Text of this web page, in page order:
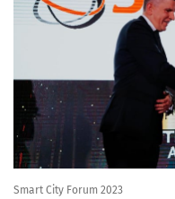
Smart City Forum 2023